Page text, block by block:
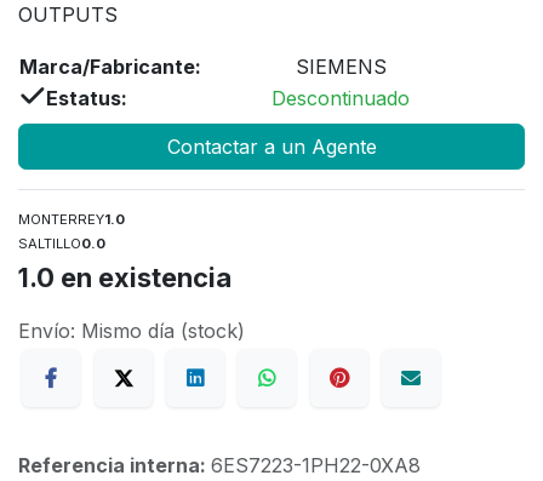
OUTPUTS
Marca/Fabricante:
SIEMENS
Estatus:
Descontinuado
Contactar a un Agente
MONTERREY1.0
SALTILLO0.0
1.0 en existencia
Envío: Mismo día (stock)
Referencia interna: 6ES7223-1PH22-0XA8